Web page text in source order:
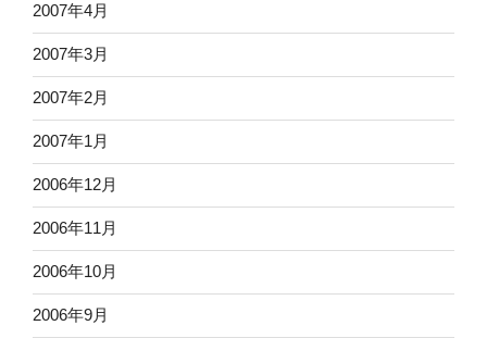
2007年4月
2007年3月
2007年2月
2007年1月
2006年12月
2006年11月
2006年10月
2006年9月